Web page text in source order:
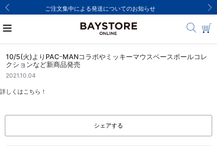
8,000円(税込)以上のご購入で送料無料
10/5(火)よりPACｰMANコラボやミッキーマウスベースボールコレ
クションなど新商品発売
2021.10.04
詳しくはこちら！
シェアする